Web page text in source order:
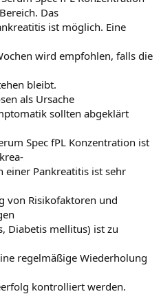
Das
ist möglich. Eine
wird empfohlen, falls die
bleibt.
als Ursache
sollten abgeklärt
Spec fPL Konzentration ist
einer Pankreatitis ist sehr
von Risikofaktoren und
Diabetis mellitus) ist zu
regelmäßige Wiederholung
kontrolliert werden.